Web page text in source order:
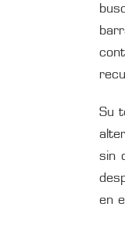
Su
sin
en